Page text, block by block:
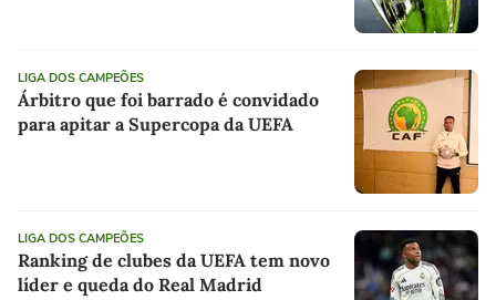
LIGA DOS CAMPEÕES
Árbitro que foi barrado é convidado
para apitar a Supercopa da UEFA
LIGA DOS CAMPEÕES
Ranking de clubes da UEFA tem novo
líder e queda do Real Madrid